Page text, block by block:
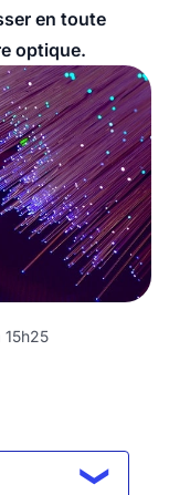
en toute
optique.